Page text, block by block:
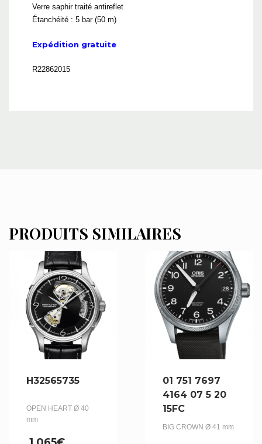
Verre saphir traité antireflet
Étanchéité : 5 bar (50 m)
Expédition gratuite
R22862015
PRODUITS SIMILAIRES
H32565735
OPEN HEART Ø 40
mm
01 751 7697
4164 07 5 20
15FC
BIG CROWN Ø 41 mm